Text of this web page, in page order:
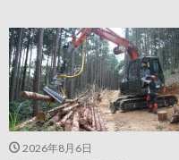
2026年8月6日